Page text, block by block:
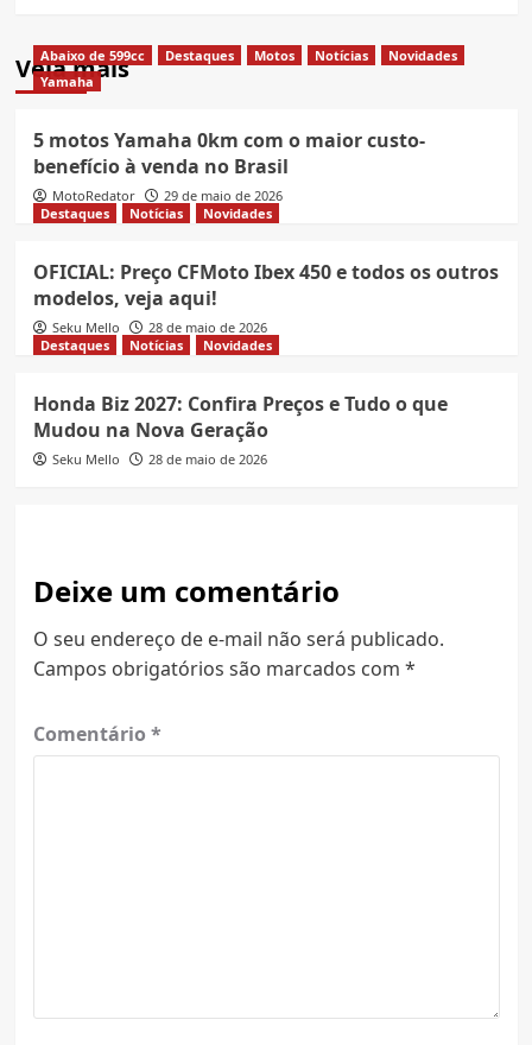
Veja mais
Abaixo de 599cc Destaques Motos Notícias
Novidades
Yamaha
5 motos Yamaha 0km com o maior custo-
benefício à venda no Brasil
MotoRedator
29 de maio de 2026
Destaques
Notícias Novidades
OFICIAL: Preço CFMoto Ibex 450 e todos os outros
modelos, veja aqui!
Seku Mello
28 de maio de 2026
Destaques
Notícias Novidades
Honda Biz 2027: Confira Preços e Tudo o que
Mudou na Nova Geração
Seku Mello 28 de maio de 2026
Deixe um comentário
O seu endereço de e-mail não será publicado.
Campos obrigatórios são marcados com *
Comentário *